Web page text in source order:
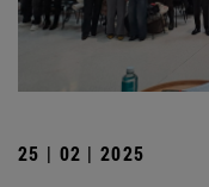
25 | 02 | 2025